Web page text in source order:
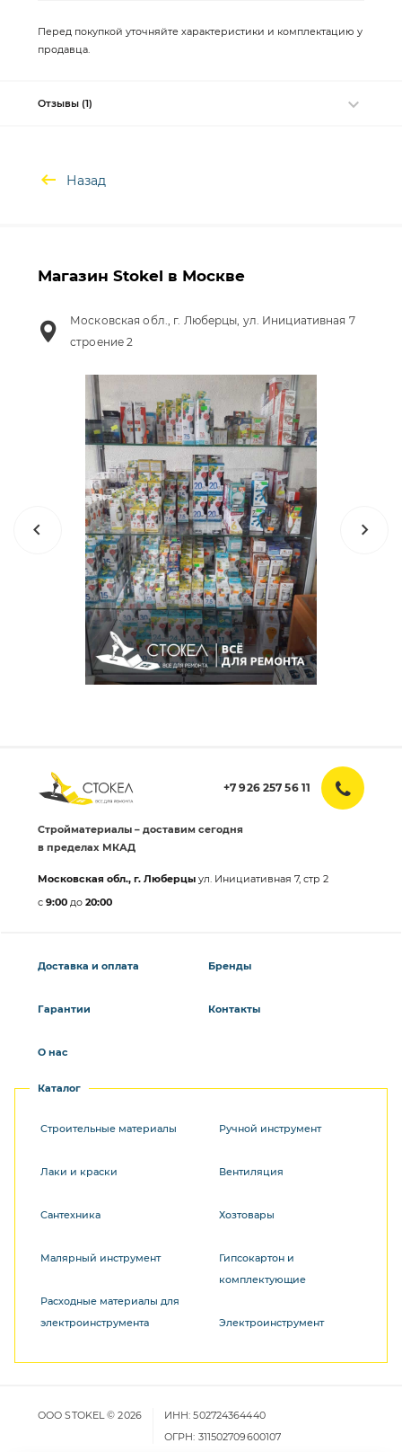
Перед покупкой уточняйте характеристики и комплектацию у
продавца.
Отзывы (1)
Назад
Магазин Stokel в Москве
Московская обл., г. Люберцы, ул. Инициативная 7
строение 2
+7 926 257 56 11
Стройматериалы – доставим сегодня
в пределах МКАД
Московская обл., г. Люберцы ул. Инициативная 7, стр 2
с 9:00 до 20:00
Доставка и оплата
Гарантии
О нас
Бренды
Контакты
Каталог
Строительные материалы
Лаки и краски
Сантехника
Малярный инструмент
Расходные материалы для
электроинструмента
Ручной инструмент
Вентиляция
Хозтовары
Гипсокартон и
комплектующие
Электроинструмент
ООО STOKEL © 2026
ИНН: 502724364440
ОГРН: 311502709600107